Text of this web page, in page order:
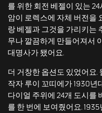
를 위한 회전 베젤이 있는
암이 로렉스에 자체 버전을
랑 베젤과 그것을 가리키는
무나 깔끔하게 만들어져서
대명사가 됐어요.
더 거창한 옵션도 있었어요.
작자 루이 꼬띠에가 1930년
다이얼 주위에 24개 도시를
를 한 번에 보여줬어요.